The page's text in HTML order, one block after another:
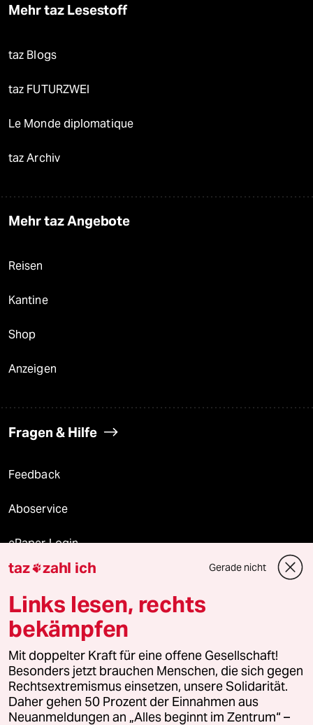
Mehr taz Lesestoff
taz Blogs
taz FUTURZWEI
Le Monde diplomatique
taz Archiv
Mehr taz Angebote
Reisen
Kantine
Shop
Anzeigen
Fragen & Hilfe
Feedback
Aboservice
ePaper Login
Downloads für Abonnierende
© 2026 taz Verlags und Vertriebs GmbH
Alle Rechte vorbehalten. Bei rechtlichen Fragen oder für Genehmigungen
wenden Sie sich bitte an
lizenzen@taz.de
Feedback Redaktionsstatut Kommune-Richtlinien
taz zahl ich Gerade nicht
Links lesen, rechts
bekämpfen
Mit doppelter Kraft für eine offene Gesellschaft!
Besonders jetzt brauchen Menschen, die sich gegen
Rechtsextremismus einsetzen, unsere Solidarität.
Daher gehen 50 Prozent der Einnahmen aus
Neuanmeldungen an „Alles beginnt im Zentrum“ –